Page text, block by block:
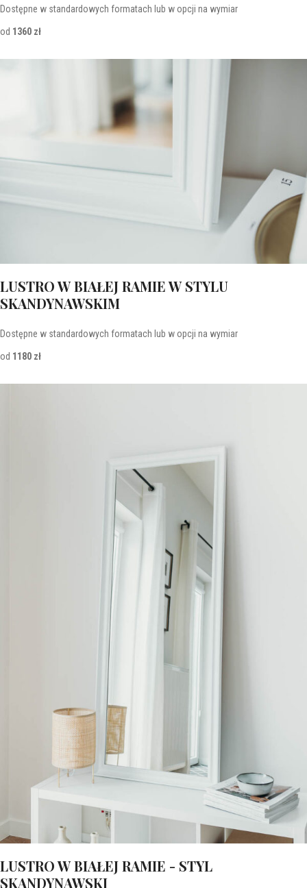
Dostępne w standardowych formatach lub w opcji na wymiar
od 1360 zł
LUSTRO W BIAŁEJ RAMIE W STYLU
SKANDYNAWSKIM
Dostępne w standardowych formatach lub w opcji na wymiar
od 1180 zł
LUSTRO W BIAŁEJ RAMIE - STYL
SKANDYNAWSKI